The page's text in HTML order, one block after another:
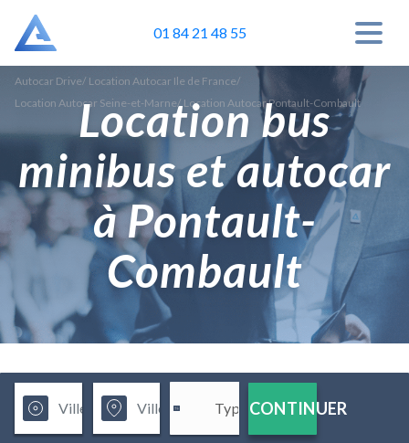
01 84 21 48 55
Autocar Drive/ Location Autocar Ile de France/
Location Autocar Seine-et-Marne/ Location Autocar Pontault-Combault
Location bus
minibus et autocar
à Pontault-
Combault
CONTINUER